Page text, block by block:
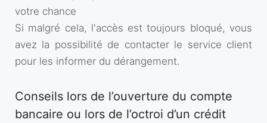
votre chance
Si malgré cela, l'accès est toujours bloqué, vous
avez la possibilité de contacter le service client
pour les informer du dérangement.
Conseils lors de l’ouverture du compte
bancaire ou lors de l’octroi d’un crédit